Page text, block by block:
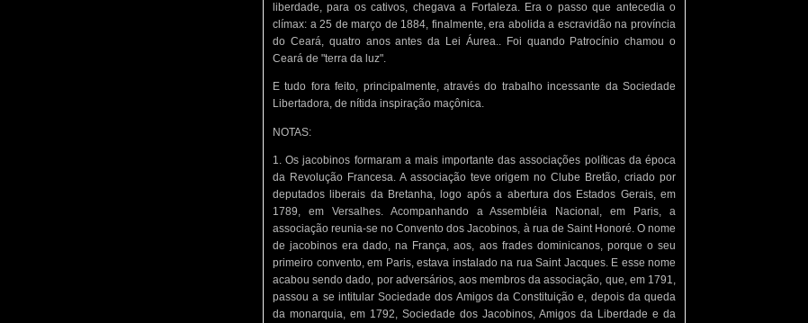
liberdade, para os cativos, chegava a Fortaleza. Era o passo que antecedia o
clímax: a 25 de março de 1884, finalmente, era abolida a escravidão na província
do Ceará, quatro anos antes da Lei Áurea.. Foi quando Patrocínio chamou o
Ceará de "terra da luz".
E tudo fora feito, principalmente, através do trabalho incessante da Sociedade
Libertadora, de nítida inspiração maçônica.
NOTAS:
1. Os jacobinos formaram a mais importante das associações políticas da época
da Revolução Francesa. A associação teve origem no Clube Bretão, criado por
deputados liberais da Bretanha, logo após a abertura dos Estados Gerais, em
1789, em Versalhes. Acompanhando a Assembléia Nacional, em Paris, a
associação reunia-se no Convento dos Jacobinos, à rua de Saint Honoré. O nome
de jacobinos era dado, na França, aos, aos frades dominicanos, porque o seu
primeiro convento, em Paris, estava instalado na rua Saint Jacques. E esse nome
acabou sendo dado, por adversários, aos membros da associação, que, em 1791,
passou a se intitular Sociedade dos Amigos da Constituição e, depois da queda
da monarquia, em 1792, Sociedade dos Jacobinos, Amigos da Liberdade e da